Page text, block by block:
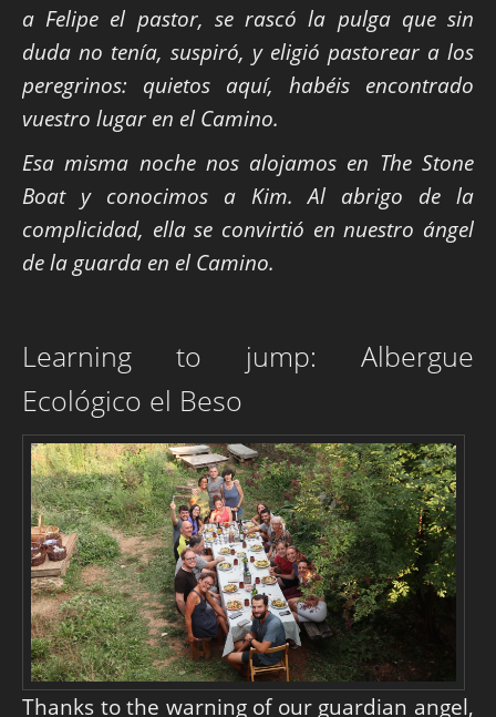
a Felipe el pastor, se rascó la pulga que sin
duda no tenía, suspiró, y eligió pastorear a los
peregrinos: quietos aquí, habéis encontrado
vuestro lugar en el Camino.
Esa misma noche nos alojamos en The Stone
Boat y conocimos a Kim. Al abrigo de la
complicidad, ella se convirtió en nuestro ángel
de la guarda en el Camino.
Learning to jump: Albergue
Ecológico el Beso
Thanks to the warning of our guardian angel,